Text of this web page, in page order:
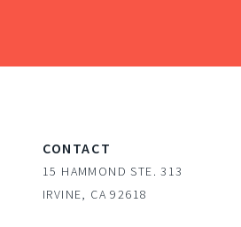
CONTACT
15 HAMMOND STE. 313
IRVINE, CA 92618